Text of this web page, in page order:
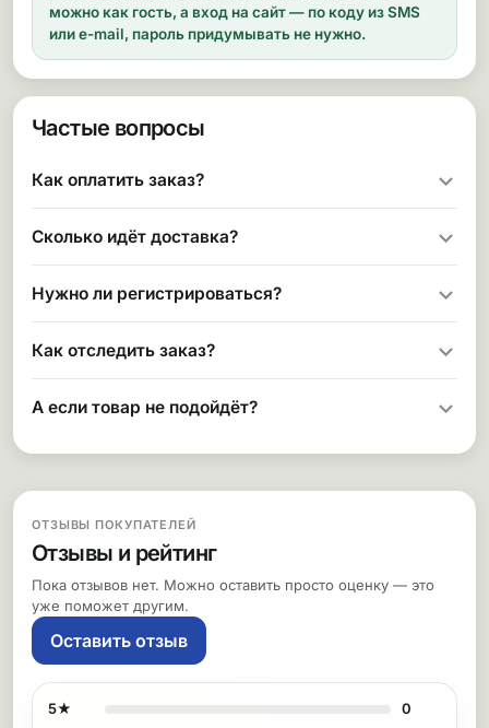
можно как гость, а вход на сайт — по коду из SMS
или e-mail, пароль придумывать не нужно.
Частые вопросы
Как оплатить заказ?
Сколько идёт доставка?
Нужно ли регистрироваться?
Как отследить заказ?
А если товар не подойдёт?
ОТЗЫВЫ ПОКУПАТЕЛЕЙ
Отзывы и рейтинг
Пока отзывов нет. Можно оставить просто оценку — это
уже поможет другим.
Оставить отзыв
5★
0